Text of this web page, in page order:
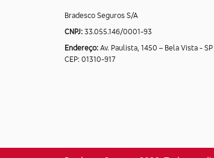
Bradesco Seguros S/A
CNPJ: 33.055.146/0001-93
Endereço: Av. Paulista, 1450 – Bela Vista -
CEP: 01310-917